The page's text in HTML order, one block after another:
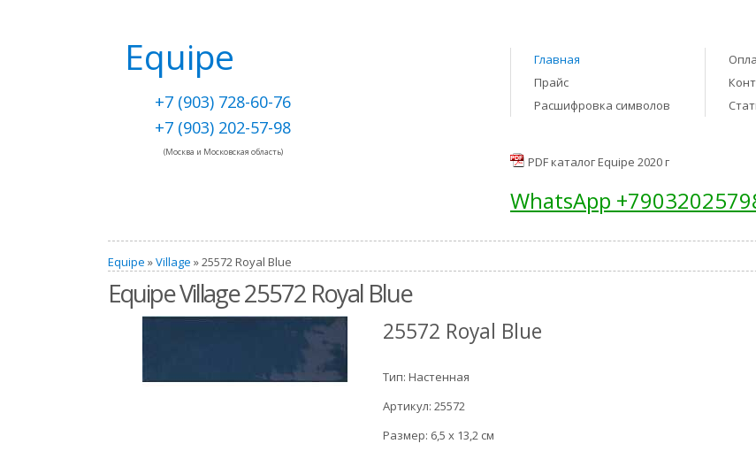
Equipe
+7 (903) 728-60-76
+7 (903) 202-57-98
(Москва и Московская область)
Главная
Прайс
Расшифровка символов
PDF каталог Equipe 2020 г
WhatsApp
Equipe »Village » 25572 Royal Blue
Equipe Village 25572 Royal Blue
25572 Royal Blue
Тип: Настенная
Артикул: 25572
Размер: 6,5 x 13,2 см